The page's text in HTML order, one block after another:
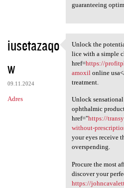
guaranteeing
iusetazaqo
w
09.11.2024
Adres
Unlock the
Unlock the
lice with a simple
href=https://
amoxil online
treatment.
Unlock
ophthalmic
href="https://
without-
your eyes receive
overspending.
Procure the most
discover your
https://